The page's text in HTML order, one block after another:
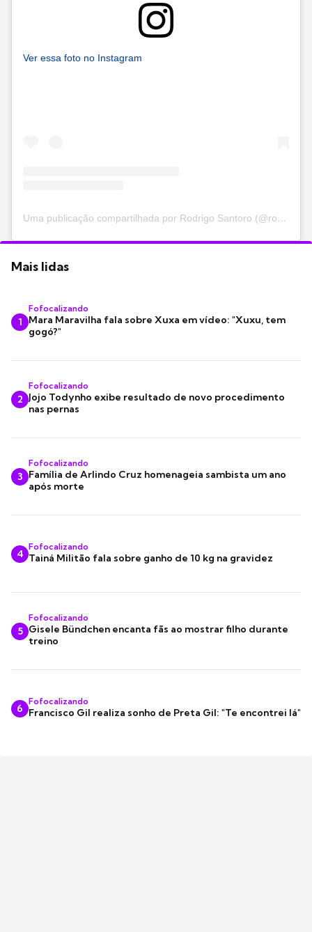
Ver essa foto no Instagram
Uma publicação compartilhada por Rodrigo Santoro (@rodrigosantoro)
Mais lidas
1
Fofocalizando
Mara Maravilha fala sobre Xuxa em vídeo: "Xuxu, tem
gogó?"
2
Fofocalizando
Jojo Todynho exibe resultado de novo procedimento
nas pernas
3
Fofocalizando
Família de Arlindo Cruz homenageia sambista um ano
após morte
4
Fofocalizando
Tainá Militão fala sobre ganho de 10 kg na gravidez
5
Fofocalizando
Gisele Bündchen encanta fãs ao mostrar filho durante
treino
6
Fofocalizando
Francisco Gil realiza sonho de Preta Gil: "Te encontrei lá"